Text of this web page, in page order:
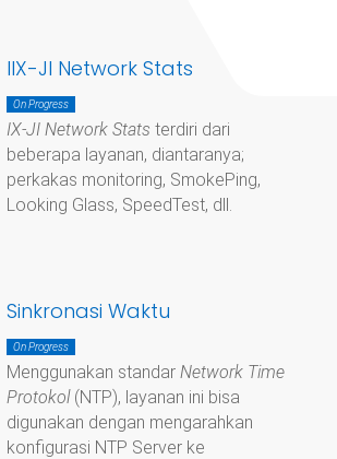
IIX-JI Network Stats
On Progress
IX-JI Network Stats terdiri dari
beberapa layanan, diantaranya;
perkakas monitoring, SmokePing,
Looking Glass, SpeedTest, dll.
Sinkronasi Waktu
On Progress
Menggunakan standar Network Time
Protokol(NTP), layanan ini bisa
digunakan dengan mengarahkan
konfigurasi NTP Server ke